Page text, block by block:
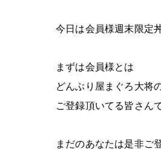
今日は会員様週末限定
まずは会員様とは
どんぶり屋まぐろ大将
ご登録頂いてる皆さん
まだのあなたは是非ご